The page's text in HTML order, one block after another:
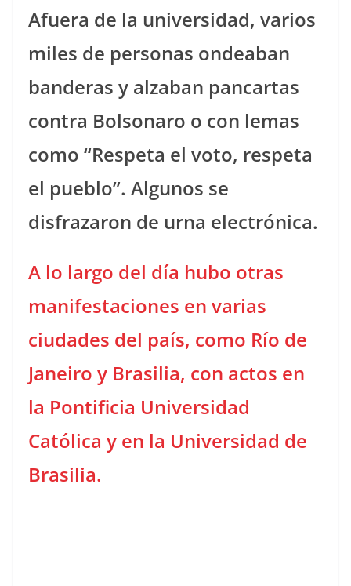
Afuera de la universidad, varios
miles de personas ondeaban
banderas y alzaban pancartas
contra Bolsonaro o con lemas
como “Respeta el voto, respeta
el pueblo”. Algunos se
disfrazaron de urna electrónica.
A lo largo del día hubo otras
manifestaciones en varias
ciudades del país, como Río de
Janeiro y Brasilia, con actos en
la Pontificia Universidad
Católica y en la Universidad de
Brasilia.